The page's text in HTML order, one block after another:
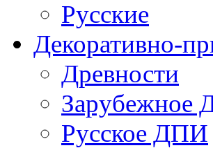
Русские
Декоративно-
Древности
Зарубежное
Русское ДПИ